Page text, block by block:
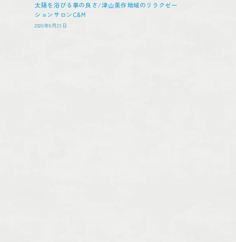
太陽を浴びる事の良さ/津山美作地域のリラクゼー
ションサロンC&M
2026年6月23日